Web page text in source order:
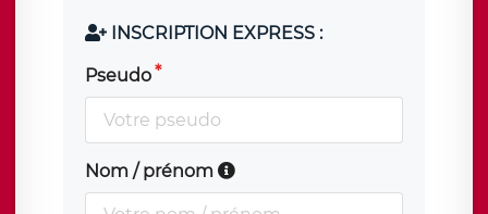
INSCRIPTION EXPRESS :
Pseudo
Nom / prénom